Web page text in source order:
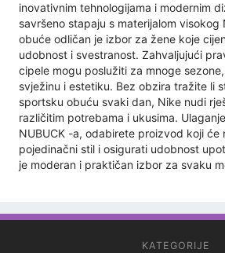
inovativnim tehnologijama i modernim
savršeno stapaju s materijalom visokog
obuće odličan je izbor za žene koje
udobnost i svestranost. Zahvaljujući
cipele mogu poslužiti za mnoge
svježinu i estetiku. Bez obzira tražite li
sportsku obuću svaki dan, Nike nudi
različitim potrebama i ukusima.
NUBUCK -a, odabirete proizvod koji će
pojedinačni stil i osigurati udobnost
je moderan i praktičan izbor za svaku
KATEGORIJE